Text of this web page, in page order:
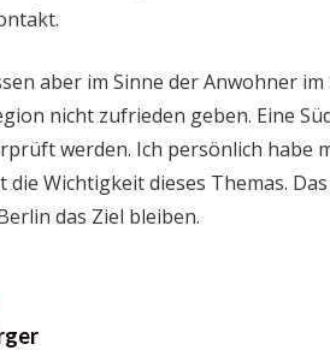
aber im Sinne der Anwohner
nicht zufrieden geben. Eine
werden. Ich persönlich habe
Wichtigkeit dieses Themas.
das Ziel bleiben.